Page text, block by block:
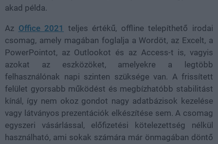
akad példa.
Az Office 2021
teljes értékű, offline telepíthető irodai
csomag, amely magában foglalja a Wordöt, az Excelt, a
PowerPointot, az Outlookot és az Access-t is, vagyis
azokat az eszközöket, amelyekre a legtöbb
felhasználónak napi szinten szüksége van. A frissített
felület gyorsabb működést és megbízhatóbb stabilitást
kínál, így nem okoz gondot nagy adatbázisok kezelése
vagy látványos prezentációk elkészítése sem. A csomag
egyszeri vásárlással, előfizetési kötelezettség nélkül
használható, ami sokak számára már önmagában döntő